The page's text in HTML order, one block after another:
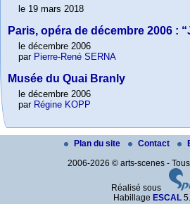
le 19 mars 2018
Paris, opéra de décembre 2006 :
le décembre 2006
par Pierre-René SERNA
Musée du Quai Branly
le décembre 2006
par Régine KOPP
Plan du site Contact
2006-2026 © arts-scenes -
Réalisé sous
Habillage ESCAL